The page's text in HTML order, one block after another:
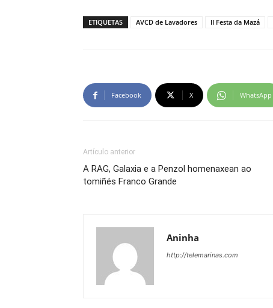
ETIQUETAS AVCD de Lavadores II Festa da Mazá
Facebook X WhatsApp
Artículo anterior
A RAG, Galaxia e a Penzol homenaxean ao
tomiñés Franco Grande
Aninha
http://telemarinas.com